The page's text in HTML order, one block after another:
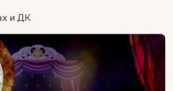
и ДК